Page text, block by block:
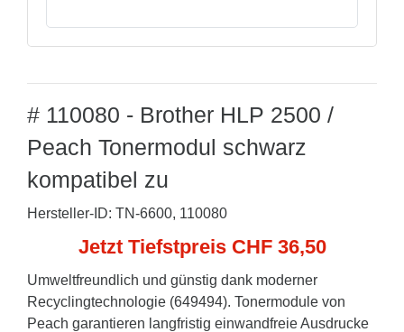
# 110080 - Brother HLP 2500 /
Peach Tonermodul schwarz
kompatibel zu
Hersteller-ID: TN-6600, 110080
Jetzt Tiefstpreis CHF 36,50
Umweltfreundlich und günstig dank moderner
Recyclingtechnologie (649494). Tonermodule von
Peach garantieren langfristig einwandfreie Ausdrucke